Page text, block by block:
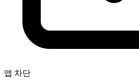
앱 차단